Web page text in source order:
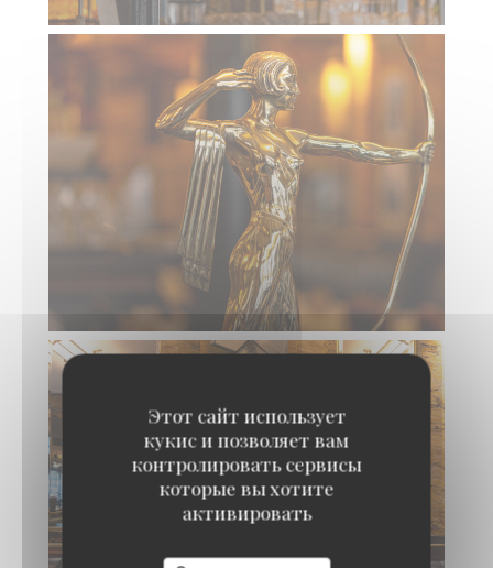
Этот сайт использует
кукис и позволяет вам
контролировать сервисы
которые вы хотите
активировать